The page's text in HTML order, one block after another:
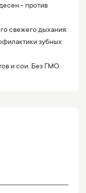
- против
свежего дыхания.
зубных
и сои. Без ГМО.